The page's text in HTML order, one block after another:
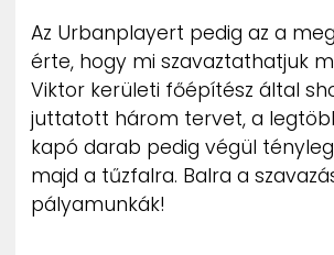
Az Urbanplayert pedig az a
érte, hogy mi szavaztathatjuk
Viktor kerületi főépítész által
juttatott három tervet, a
kapó darab pedig végül tényleg
majd a tűzfalra. Balra a
pályamunkák!